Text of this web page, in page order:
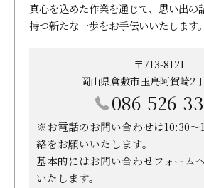
真心を込めた作業を通じて、思い出の
持つ新たな一歩をお手伝いいたします。
〒713-8121
岡山県倉敷市玉島阿賀崎2
086-526-
※お電話のお問い合わせは10:30～
絡をお願いいたします。
基本的にはお問い合わせフォーム
いたします。